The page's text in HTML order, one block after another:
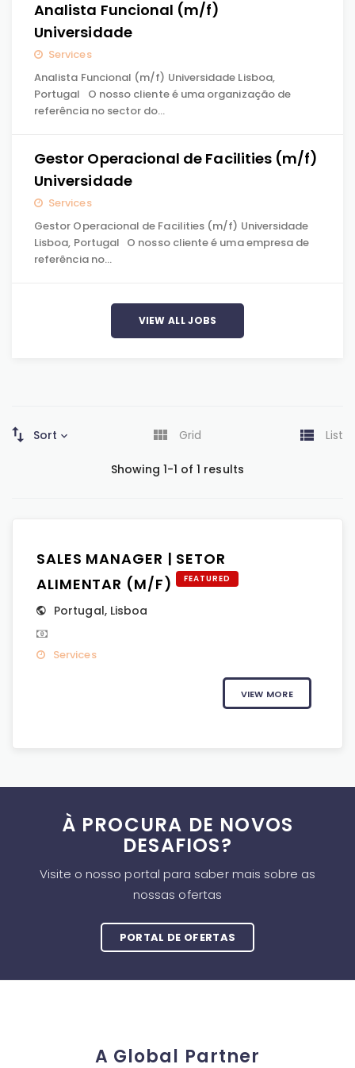
Analista Funcional (m/f)
Universidade
Services
Analista Funcional (m/f) Universidade Lisboa,
Portugal O nosso cliente é uma organização de
referência no sector do…
Gestor Operacional de Facilities (m/f)
Universidade
Services
Gestor Operacional de Facilities (m/f) Universidade
Lisboa, Portugal O nosso cliente é uma empresa de
referência no…
VIEW ALL JOBS
Sort Grid List
Showing 1-1 of 1 results
SALES MANAGER | SETOR
ALIMENTAR (M/F)
FEATURED
Portugal, Lisboa
Services
VIEW MORE
À PROCURA DE NOVOS
DESAFIOS?
Visite o nosso portal para saber mais sobre as
nossas ofertas
PORTAL DE OFERTAS
A Global Partner